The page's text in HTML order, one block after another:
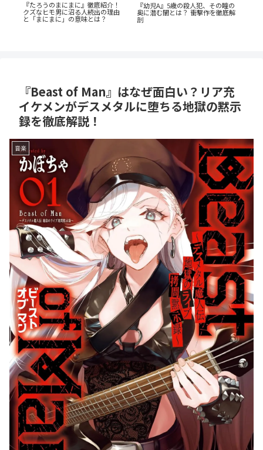
『オサナナジミとカノジョと』た
だの三角関係じゃない、秘密が渦
巻くセクシーサスペンスの魅力と
『捕虜英雄』完全解説！最底辺か
ら駆け上がる至高のカタルシス
『Beast of Man』はなぜ面白い？リア充
イケメンがデスメタルに堕ちる地獄の黙示
録を徹底解説！
音楽